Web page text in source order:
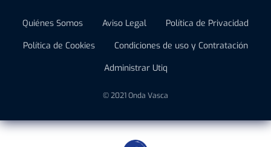
Quiénes Somos Aviso Legal
Política de Privacidad
Política de Cookies
Condiciones de uso y Contratación
Administrar Utiq
© 2021 Onda Vasca